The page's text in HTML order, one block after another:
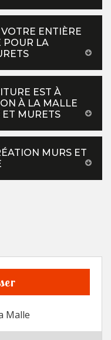
ENTIÈRE
POUR LA
EST À
À LA MALLE
MURETS
MURS ET
Malle